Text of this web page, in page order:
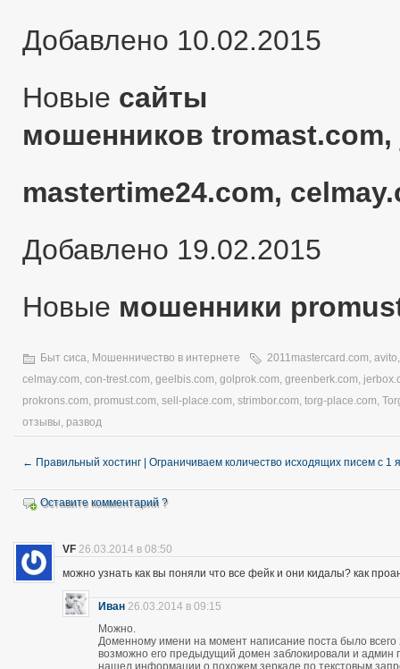
Добавлено 10.02.2015
Новые сайты
мошенников
mastertime24.com,
Добавлено 19.02.2015
Новые мошенники
Быт сиса, Мошенничество в интернете 2011mastercard.com, avito
celmay.com, con-trest.com, geelbis.com, golprok.com, greenberk.com,
prokrons.com, promust.com, sell-place.com, strimbor.com, torg-place.com,
отзывы, развод
← Правильный хостинг | Ограничиваем количество исходящих писем с 1
Оставите комментарий ?
VF 26.03.2014 в 08:50
можно узнать как вы поняли что все фейк и они кидалы? как
Иван 26.03.2014 в 09:15
Можно.
Доменному имени на момент написание поста было
возможно его предыдущий домен заблокировали и админ
нашел информации о похожем зеркале по текстовым